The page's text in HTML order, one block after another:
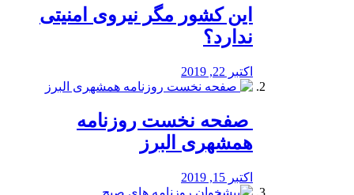
این کشور مگر نیروی امنیتی
ندارد؟
اکتبر 22, 2019
️ صفحه نخست روزنامه‌
همشهری البرز
اکتبر 15, 2019